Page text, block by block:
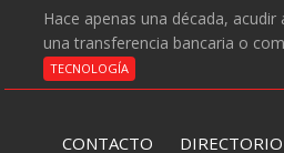
Hace apenas una década,
una transferencia bancaria o
TECNOLOGÍA
CONTACTO DIRECTORIO